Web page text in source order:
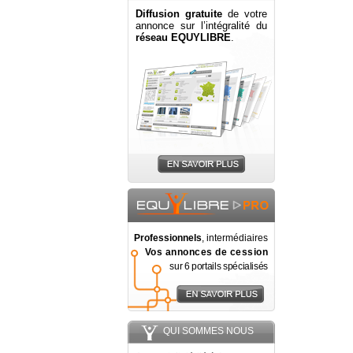
Diffusion gratuite de votre
annonce sur l’intégralité du
réseau EQUYLIBRE.
Professionnels, intermédiaires
Vos annonces de cession
sur 6 portails spécialisés
QUI SOMMES NOUS